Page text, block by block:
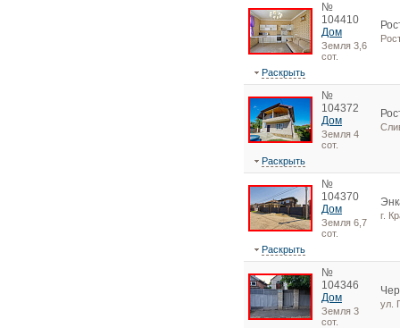
№
104410
Дом
Земля 3,6
сот.
Раскрыть
№
104372
Дом
Земля 4
сот.
Раскрыть
№
104370
Дом
Земля 6,7
сот.
г.
Раскрыть
№
104346
Дом
Земля 3
сот.
ул.